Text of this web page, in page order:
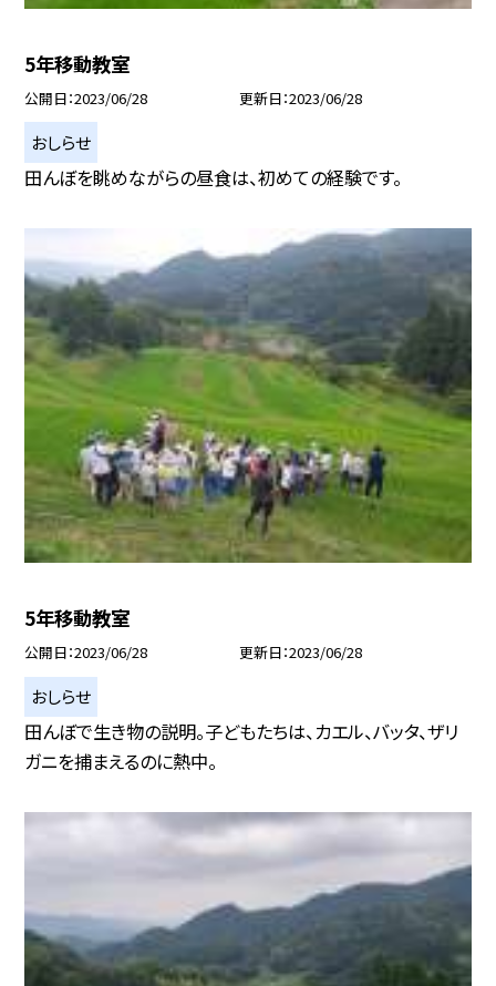
5年移動教室
公開日 2023/06/28 更新日 2023/06/28
おしらせ
田んぼを眺めながらの昼食は、初めての経験です。
5年移動教室
公開日 2023/06/28 更新日 2023/06/28
おしらせ
田んぼで生き物の説明。子どもたちは、カエル、バッタ、ザリ
ガニを捕まえるのに熱中。